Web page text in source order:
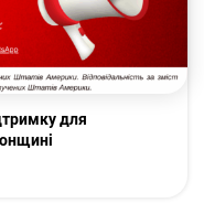
для